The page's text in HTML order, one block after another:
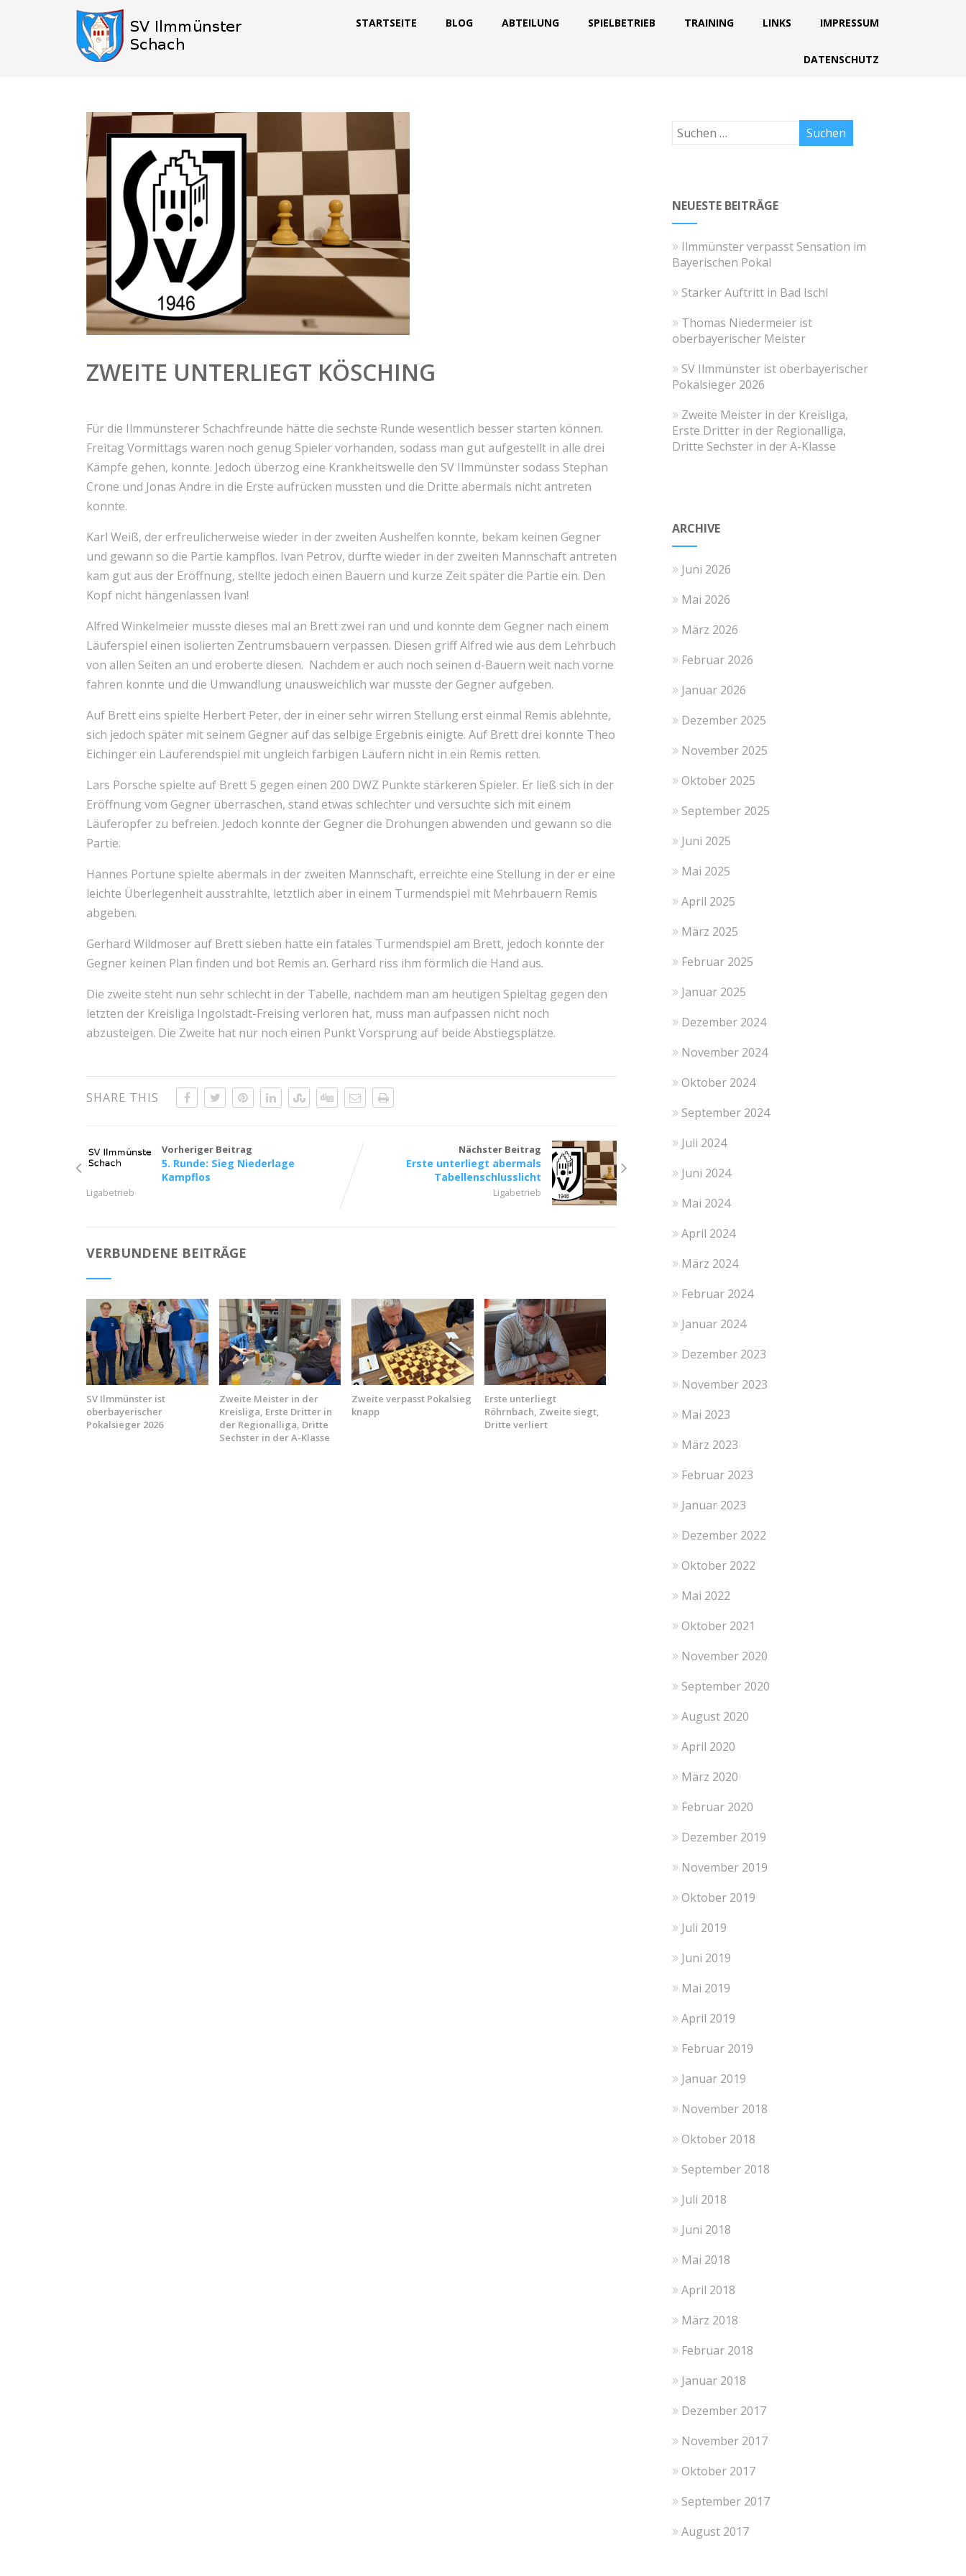
STARTSEITE BLOG ABTEILUNG SPIELBETRIEB TRAINING LINKS IMPRESSUM
DATENSCHUTZ
ZWEITE UNTERLIEGT KÖSCHING
Für die Ilmmünsterer Schachfreunde hätte die sechste Runde wesentlich besser starten können.
Freitag Vormittags waren noch genug Spieler vorhanden, sodass man gut aufgestellt in alle drei
Kämpfe gehen, konnte. Jedoch überzog eine Krankheitswelle den SV Ilmmünster sodass Stephan
Crone und Jonas Andre in die Erste aufrücken mussten und die Dritte abermals nicht antreten
konnte.
Karl Weiß, der erfreulicherweise wieder in der zweiten Aushelfen konnte, bekam keinen Gegner
und gewann so die Partie kampflos. Ivan Petrov, durfte wieder in der zweiten Mannschaft antreten
kam gut aus der Eröffnung, stellte jedoch einen Bauern und kurze Zeit später die Partie ein. Den
Kopf nicht hängenlassen Ivan!
Alfred Winkelmeier musste dieses mal an Brett zwei ran und und konnte dem Gegner nach einem
Läuferspiel einen isolierten Zentrumsbauern verpassen. Diesen griff Alfred wie aus dem Lehrbuch
von allen Seiten an und eroberte diesen. Nachdem er auch noch seinen d-Bauern weit nach vorne
fahren konnte und die Umwandlung unausweichlich war musste der Gegner aufgeben.
Auf Brett eins spielte Herbert Peter, der in einer sehr wirren Stellung erst einmal Remis ablehnte,
sich jedoch später mit seinem Gegner auf das selbige Ergebnis einigte. Auf Brett drei konnte Theo
Eichinger ein Läuferendspiel mit ungleich farbigen Läufern nicht in ein Remis retten.
Lars Porsche spielte auf Brett 5 gegen einen 200 DWZ Punkte stärkeren Spieler. Er ließ sich in der
Eröffnung vom Gegner überraschen, stand etwas schlechter und versuchte sich mit einem
Läuferopfer zu befreien. Jedoch konnte der Gegner die Drohungen abwenden und gewann so die
Partie.
Hannes Portune spielte abermals in der zweiten Mannschaft, erreichte eine Stellung in der er eine
leichte Überlegenheit ausstrahlte, letztlich aber in einem Turmendspiel mit Mehrbauern Remis
abgeben.
Gerhard Wildmoser auf Brett sieben hatte ein fatales Turmendspiel am Brett, jedoch konnte der
Gegner keinen Plan finden und bot Remis an. Gerhard riss ihm förmlich die Hand aus.
Die zweite steht nun sehr schlecht in der Tabelle, nachdem man am heutigen Spieltag gegen den
letzten der Kreisliga Ingolstadt-Freising verloren hat, muss man aufpassen nicht noch
abzusteigen. Die Zweite hat nur noch einen Punkt Vorsprung auf beide Abstiegsplätze.
SHARE THIS
Vorheriger Beitrag
5. Runde: Sieg Niederlage
Kampflos
Ligabetrieb
Nächster Beitrag
Erste unterliegt abermals
Tabellenschlusslicht
Ligabetrieb
VERBUNDENE BEITRÄGE
SV Ilmmünster ist
oberbayerischer
Pokalsieger 2026
Zweite Meister in der
Kreisliga, Erste Dritter in
der Regionalliga, Dritte
Sechster in der A-Klasse
Zweite verpasst Pokalsieg
knapp
Erste unterliegt
Röhrnbach, Zweite siegt,
Dritte verliert
NEUESTE BEITRÄGE
Ilmmünster verpasst Sensation im
Bayerischen Pokal
Starker Auftritt in Bad Ischl
Thomas Niedermeier ist
oberbayerischer Meister
SV Ilmmünster ist oberbayerischer
Pokalsieger 2026
Zweite Meister in der Kreisliga,
Erste Dritter in der Regionalliga,
Dritte Sechster in der A-Klasse
ARCHIVE
Juni 2026
Mai 2026
März 2026
Februar 2026
Januar 2026
Dezember 2025
November 2025
Oktober 2025
September 2025
Juni 2025
Mai 2025
April 2025
März 2025
Februar 2025
Januar 2025
Dezember 2024
November 2024
Oktober 2024
September 2024
Juli 2024
Juni 2024
Mai 2024
April 2024
März 2024
Februar 2024
Januar 2024
Dezember 2023
November 2023
Mai 2023
März 2023
Februar 2023
Januar 2023
Dezember 2022
Oktober 2022
Mai 2022
Oktober 2021
November 2020
September 2020
August 2020
April 2020
März 2020
Februar 2020
Dezember 2019
November 2019
Oktober 2019
Juli 2019
Juni 2019
Mai 2019
April 2019
Februar 2019
Januar 2019
November 2018
Oktober 2018
September 2018
Juli 2018
Juni 2018
Mai 2018
April 2018
März 2018
Februar 2018
Januar 2018
Dezember 2017
November 2017
Oktober 2017
September 2017
August 2017